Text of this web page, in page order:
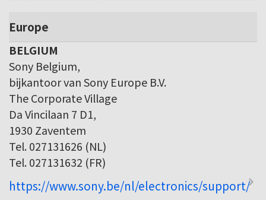
Europe
BELGIUM
Sony Belgium,
bijkantoor van Sony Europe B.V.
The Corporate Village
Da Vincilaan 7 D1,
1930 Zaventem
Tel. 027131626 (NL)
Tel. 027131632 (FR)
https://www.sony.be/nl/electronics/support/